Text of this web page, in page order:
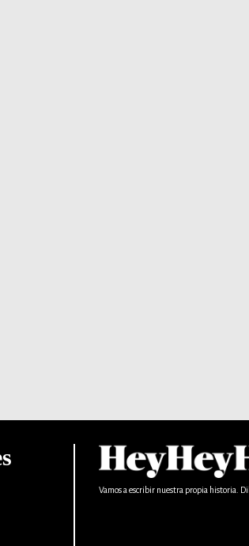
Vamos a escribir nuestra propia historia.